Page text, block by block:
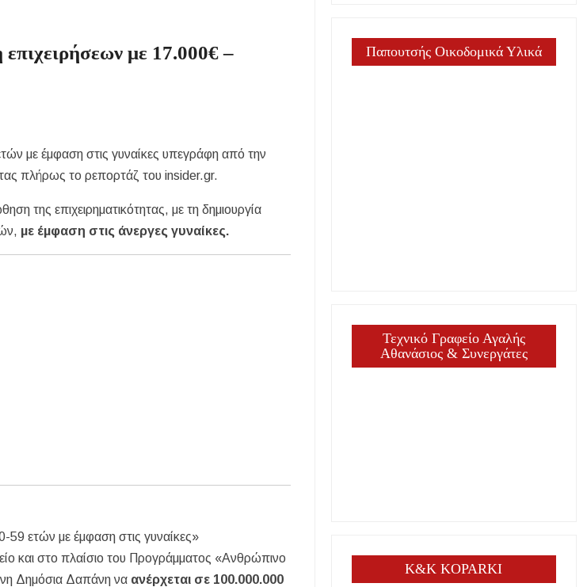
με 17.000€ –
με έμφαση στις γυναίκες υπεγράφη από την
πλήρως το ρεπορτάζ του insider.gr.
της επιχειρηματικότητας, με τη δημιουργία
με έμφαση στις άνεργες γυναίκες.
59 ετών με έμφαση στις γυναίκες»
και στο πλαίσιο του Προγράμματος «Ανθρώπινο
Δημόσια Δαπάνη να ανέρχεται σε 100.000.000
Παπουτσής Οικοδομικά Υλικά
Τεχνικό Γραφείο Αγαλής
Αθανάσιος & Συνεργάτες
K&K KOPARKI